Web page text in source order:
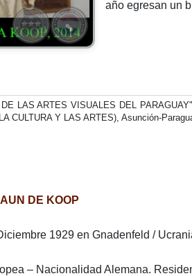
año egresan un
LAS ARTES VISUALES DEL
CULTURA Y LAS ARTES), Asunción-
DE KOOP
1929 en Gnadenfeld /
– Nacionalidad Alemana.